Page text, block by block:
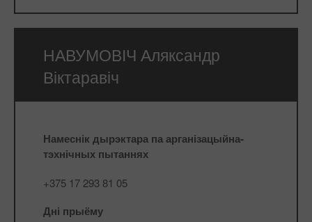
НАВУМОВІЧ Аляксандр
Віктаравіч
Намеснік дырэктара па арганізацыйна-
тэхнічных пытаннях
+375 17 293 81 05
Дні прыёму